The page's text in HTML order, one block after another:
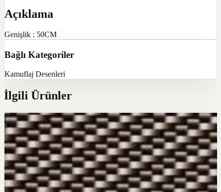
Açıklama
Genişlik : 50CM
Bağlı Kategoriler
Kamuflaj Desenleri
İlgili Ürünler